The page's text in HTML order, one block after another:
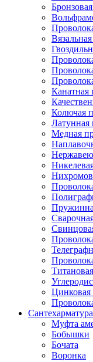
Канатная
Колючая
Латунная
Медная
Цинковая
Сантехарматура
Муфта
Бобышки
Бочата
Воронка